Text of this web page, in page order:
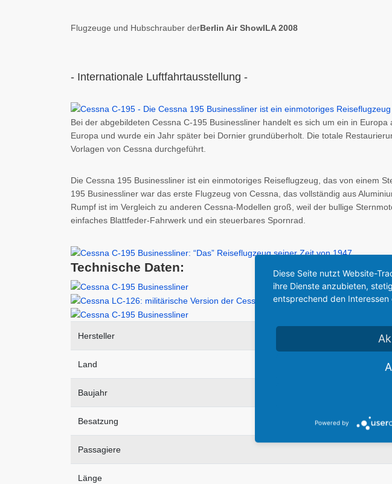
Flugzeuge und Hubschrauber derBerlin Air ShowILA 2008
- Internationale Luftfahrtausstellung -
Bei der abgebildeten Cessna C-195 Businessliner handelt es sich um ein in
Europa und wurde ein Jahr später bei Dornier grundüberholt. Die totale
Vorlagen von Cessna durchgeführt.
Die Cessna 195 Businessliner ist ein einmotoriges Reiseflugzeug, das von einem
195 Businessliner war das erste Flugzeug von Cessna, das vollständig aus
Rumpf ist im Vergleich zu anderen Cessna-Modellen groß, weil der bullige
einfaches Blattfeder-Fahrwerk und ein steuerbares Spornrad.
Technische Daten:
Hersteller
Land
Baujahr
Besatzung
Passagiere
Länge
Diese Seite nutzt Website-
ihre Dienste anzubieten,
entsprechend den
Powered by